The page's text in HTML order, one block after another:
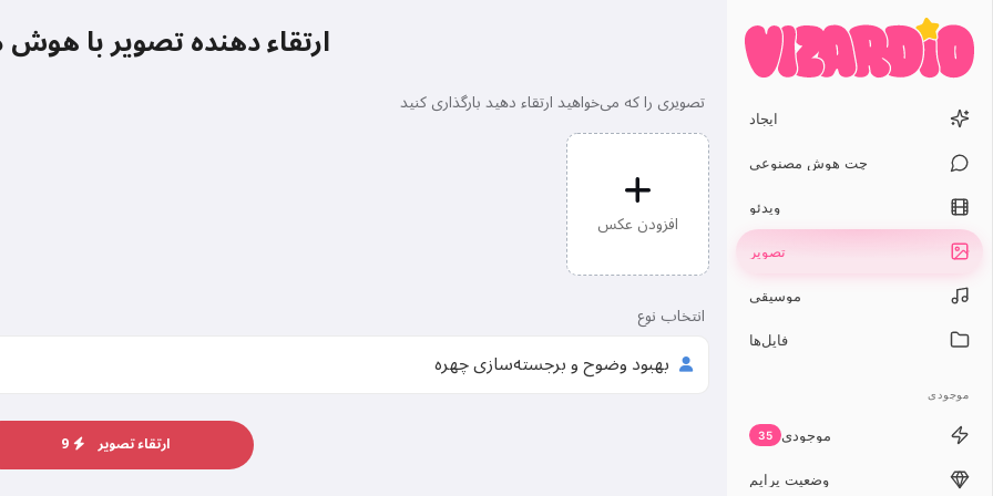
ایجاد
چت هوش مصنوعی
ویدئو
تصویر
موسیقی
فایل‌ها
موجودی
موجودی 35
وضعیت پرایم
ارتقاء دهنده تصویر با
تصویری را که می‌خواهید ارتقاء دهید بارگذاری کنید
افزودن عکس
انتخاب نوع
ارتقاء تصویر 9